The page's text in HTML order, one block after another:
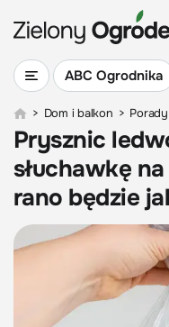
ABC Ogrodnika
> Dom i balkon >
Prysznic
słuchawkę
rano będzie